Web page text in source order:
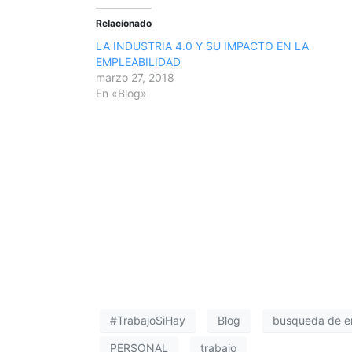
Relacionado
LA INDUSTRIA 4.0 Y SU IMPACTO EN LA
EMPLEABILIDAD
marzo 27, 2018
En «Blog»
#TrabajoSiHay Blog busqueda de
PERSONAL trabajo